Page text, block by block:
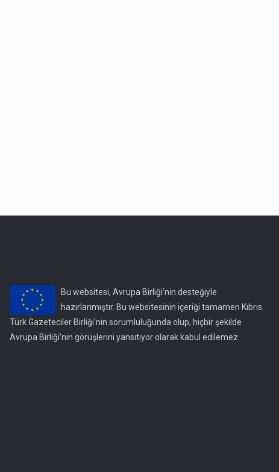
Bu websitesi, Avrupa Birliği’nin desteğiyle
hazırlanmıştır. Bu websitesinin içeriği tamamen Kıbrıs
Türk Gazeteciler Birliği'nin sorumluluğunda olup, hiçbir şekilde
Avrupa Birliği’nin görüşlerini yansıtıyor olarak kabul edilemez.